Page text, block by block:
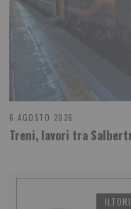
6 AGOSTO 2026
Treni, lavori tra